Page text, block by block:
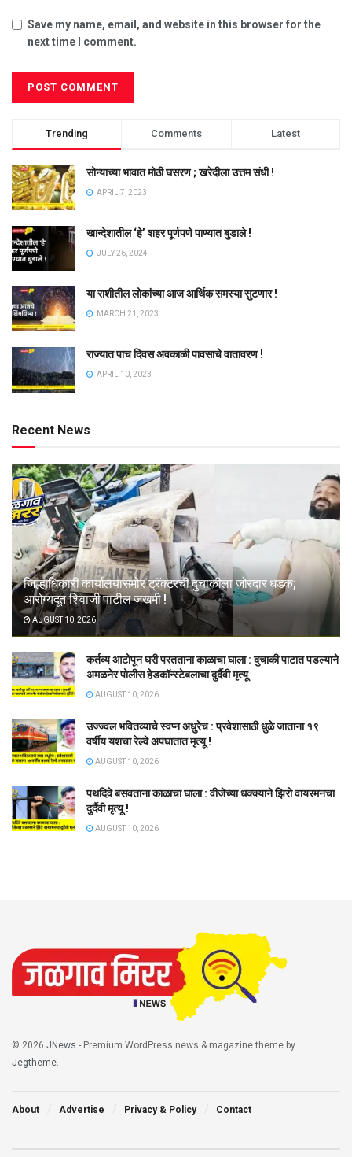
Save my name, email, and website in this browser for the
next time I comment.
Trending Comments Latest
सोन्याच्या भावात मोठी घसरण ; खरेदीला उत्तम संधी !
APRIL 7, 2023
खान्देशातील ‘हे’ शहर पूर्णपणे पाण्यात बुडाले !
JULY 26, 2024
या राशीतील लोकांच्या आज आर्थिक समस्या सुटणार !
MARCH 21, 2023
राज्यात पाच दिवस अवकाळी पावसाचे वातावरण !
APRIL 10, 2023
Recent News
जिल्हाधिकारी कार्यालयासमोर ट्रॅक्टरची दुचाकीला जोरदार धडक;
आरोग्यदूत शिवाजी पाटील जखमी !
AUGUST 10, 2026
कर्तव्य आटोपून घरी परतताना काळाचा घाला : दुचाकी पाटात पडल्याने
अमळनेर पोलीस हेडकॉन्स्टेबलाचा दुर्दैवी मृत्यू
AUGUST 10, 2026
उज्ज्वल भवितव्याचे स्वप्न अधुरेच : प्रवेशासाठी धुळे जाताना १९
वर्षीय यशचा रेल्वे अपघातात मृत्यू !
AUGUST 10, 2026
पथदिवे बसवताना काळाचा घाला : वीजेच्या धक्क्याने झिरो वायरमनचा
दुर्दैवी मृत्यू !
AUGUST 10, 2026
© 2026 JNews - Premium WordPress news & magazine theme by
Jegtheme
About Advertise Privacy & Policy Contact